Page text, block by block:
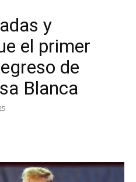
y
el primer
de
Blanca